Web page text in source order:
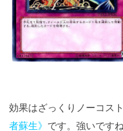
効果はざっくりノーコスト
者蘇生》 です。強いですね